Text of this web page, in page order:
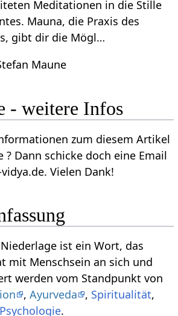
Meditationen in die Stille
Mauna, die Praxis des
gibt dir die Mögl…
Maune
Niederlage‏‎ - weitere Infos
zum diesem Artikel
Vielen Dank!
ist ein Wort, das
mit Menschsein an sich und
werden vom Standpunkt von
,Ayurveda , Spiritualität,
Psychologie.